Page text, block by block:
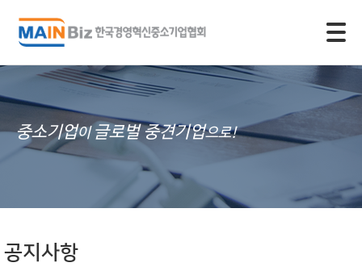
중소기업이 글로벌 중견기업으로!
공지사항